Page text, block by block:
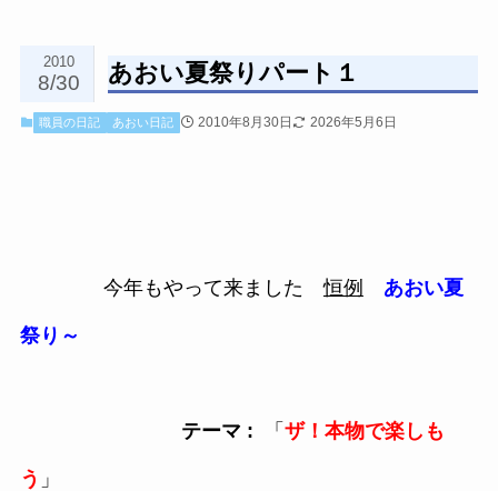
あおい夏祭りパート１
2010
8/30
職員の日記 あおい日記 2010年8月30日 2026年5月6日
今年もやって来ました恒例 あおい夏
祭り～
テーマ : 「 ザ！本物で楽しも
う 」